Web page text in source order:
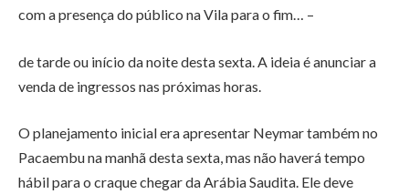
com a presença do público na Vila para o fim… –
de tarde ou início da noite desta sexta. A ideia é anunciar a
venda de ingressos nas próximas horas.
O planejamento inicial era apresentar Neymar também no
Pacaembu na manhã desta sexta, mas não haverá tempo
hábil para o craque chegar da Arábia Saudita. Ele deve